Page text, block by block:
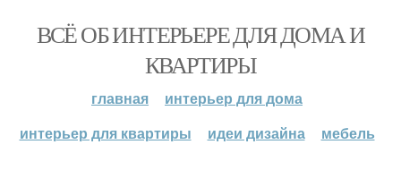
ВСЁ ОБ ИНТЕРЬЕРЕ ДЛЯ ДОМА И
КВАРТИРЫ
главная
интерьер для дома
интерьер для квартиры
идеи дизайна мебель